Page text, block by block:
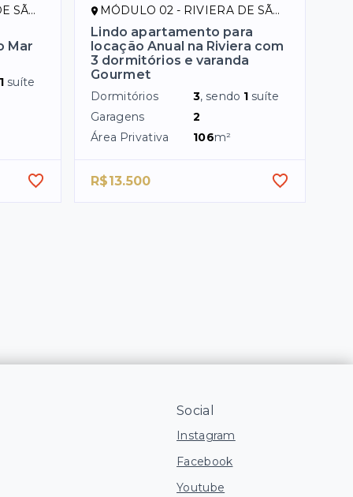
SP
Mar
1 suíte
MÓDULO 02 - RIVIERA DE SÃO LOURENÇO/SP
Lindo apartamento para
locação Anual na Riviera com
3 dormitórios e varanda
Gourmet
Dormitórios 3, sendo 1 suíte
Garagens
2
Área Privativa
106m²
R$13.500
Social
Instagram
Facebook
Youtube